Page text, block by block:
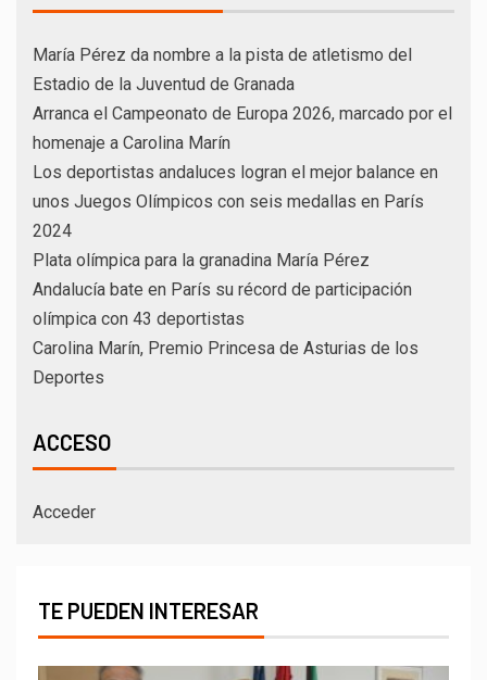
María Pérez da nombre a la pista de atletismo del
Estadio de la Juventud de Granada
Arranca el Campeonato de Europa 2026, marcado por el
homenaje a Carolina Marín
Los deportistas andaluces logran el mejor balance en
unos Juegos Olímpicos con seis medallas en París
2024
Plata olímpica para la granadina María Pérez
Andalucía bate en París su récord de participación
olímpica con 43 deportistas
Carolina Marín, Premio Princesa de Asturias de los
Deportes
ACCESO
Acceder
TE PUEDEN INTERESAR